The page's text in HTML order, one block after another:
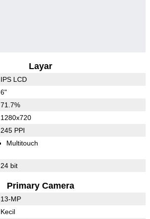
Layar
IPS LCD
6"
71.7%
1280x720
245 PPI
Multitouch
24 bit
Primary Camera
13-MP
Kecil